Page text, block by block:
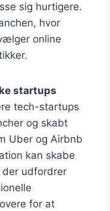
sig hurtigere.
hvor
online
startups
tech-startups
og skabt
Uber og Airbnb
kan skabe
der udfordrer
for at